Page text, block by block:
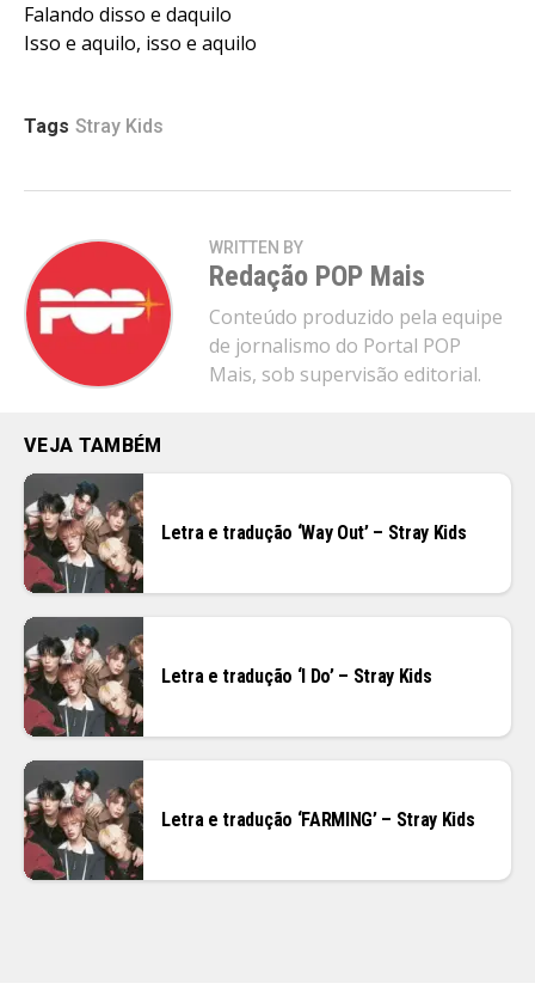
Falando disso e daquilo
Isso e aquilo, isso e aquilo
Tags Stray Kids
WRITTEN BY
Redação POP Mais
Conteúdo produzido pela equipe
de jornalismo do Portal POP
Mais, sob supervisão editorial.
VEJA TAMBÉM
Letra e tradução ‘Way Out’ – Stray Kids
Letra e tradução ‘I Do’ – Stray Kids
Letra e tradução ‘FARMING’ – Stray Kids